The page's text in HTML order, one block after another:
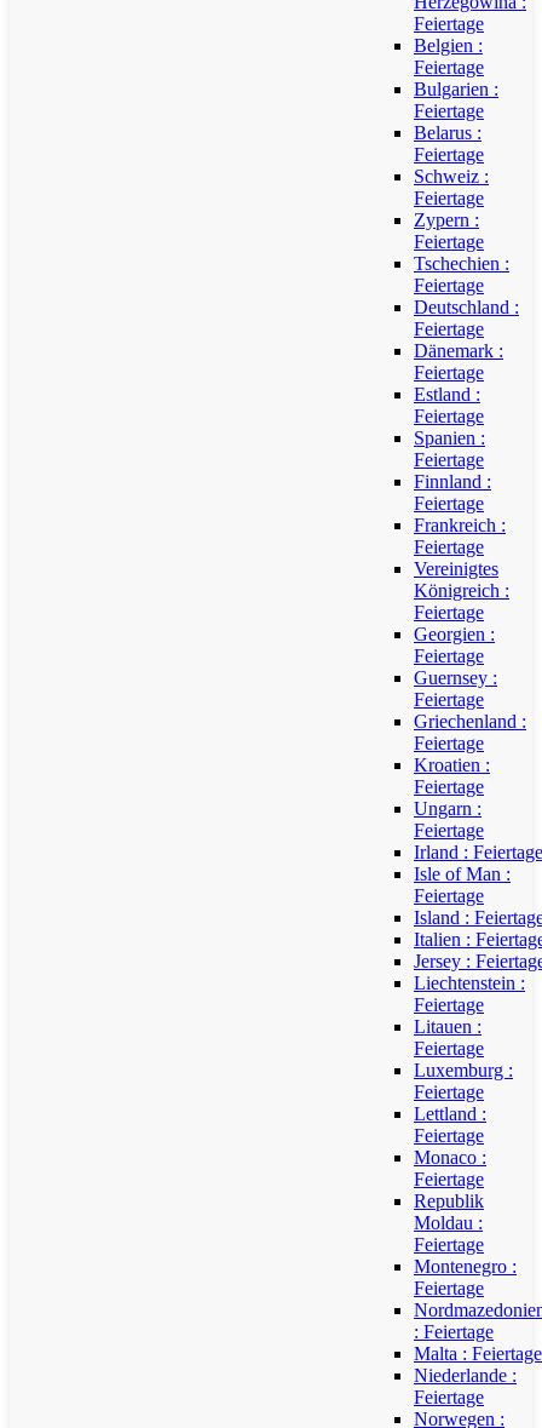
Feiertage
Belgien :
Feiertage
Bulgarien :
Feiertage
Belarus :
Feiertage
Schweiz :
Feiertage
Zypern :
Feiertage
Tschechien :
Feiertage
Deutschland :
Feiertage
Dänemark :
Feiertage
Estland :
Feiertage
Spanien :
Feiertage
Finnland :
Feiertage
Frankreich :
Feiertage
Vereinigtes
Königreich :
Feiertage
Georgien :
Feiertage
Guernsey :
Feiertage
Griechenland :
Feiertage
Kroatien :
Feiertage
Ungarn :
Feiertage
Irland : Feiertage
Isle of Man :
Feiertage
Island :
Italien :
Jersey :
Liechtenstein :
Feiertage
Litauen :
Feiertage
Luxemburg :
Feiertage
Lettland :
Feiertage
Monaco :
Feiertage
Republik
Moldau :
Feiertage
Montenegro :
Feiertage
: Feiertage
Malta : Feiertage
Niederlande :
Feiertage
Norwegen :